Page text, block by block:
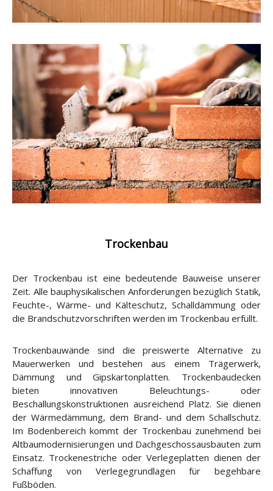
Trockenbau
Der Trockenbau ist eine bedeutende Bauweise unserer
Zeit. Alle bauphysikalischen Anforderungen bezüglich Statik,
Feuchte-, Wärme- und Kälteschutz, Schalldämmung oder
die Brandschutzvorschriften werden im Trockenbau erfüllt.
Trockenbauwände sind die preiswerte Alternative zu
Mauerwerken und bestehen aus einem Trägerwerk,
Dämmung und Gipskartonplatten. Trockenbaudecken
bieten innovativen Beleuchtungs- oder
Beschallungskonstruktionen ausreichend Platz. Sie dienen
der Wärmedämmung, dem Brand- und dem Schallschutz.
Im Bodenbereich kommt der Trockenbau zunehmend bei
Altbaumodernisierungen und Dachgeschossausbauten zum
Einsatz. Trockenestriche oder Verlegeplatten dienen der
Schaffung von Verlegegrundlagen für begehbare
Fußböden.